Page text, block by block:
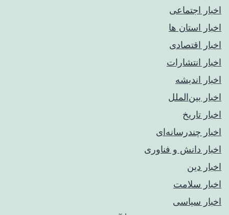
اخبار اجتماعی
اخبار استان ها
اخبار اقتصادی
اخبار انتشارات
اخبار اندیشه
اخبار بین‌الملل
اخبار تاریخ
اخبار چندرسانه‌ای
اخبار دانش و فناوری
اخبار دین
اخبار سلامت
اخبار سیاسی